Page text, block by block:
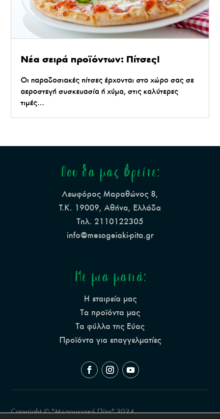
Νέα σειρά προϊόντων: Πίτσες!
Οι παραδοσιακές πίτσες έρχονται στο χώρο σας σε
αεροστεγή συσκευασία ή χύμα, στις καλύτερες
τιμές…
Που θα μας βρείτε:
Λεωφόρος Μαραθώνος 8,
Τ.Κ. 19009, Αθήνα, Ελλάδα
Τηλ. 2110122305
info@mesogeiaki-pita.gr
Με μια ματιά:
Η εταιρεία μας
Τα προϊόντα μας
Τα φύλλα της Εύας
Προϊόντα για επαγγελματίες
Copyright © "Μεσογειακή Πίτα" 2024